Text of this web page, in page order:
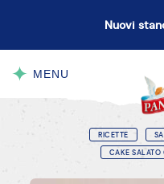
Nuovi
MENU
RICETTE
CAKE SALATO